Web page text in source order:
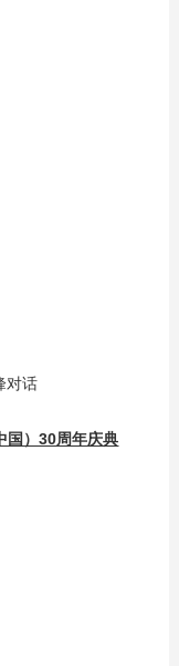
对话
国）30周年庆典